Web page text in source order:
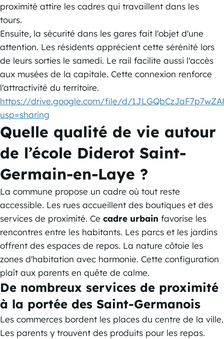
proximité attire les cadres qui travaillent dans les
tours.
Ensuite, la sécurité dans les gares fait l'objet d'une
attention. Les résidents apprécient cette sérénité lors
de leurs sorties le samedi. Le rail facilite aussi l'accès
aux musées de la capitale. Cette connexion renforce
l'attractivité du territoire.
https://drive.google.com/file/d/
usp=sharing
Quelle qualité de vie autour
de l’école Diderot Saint-
Germain-en-Laye ?
La commune propose un cadre où tout reste
accessible. Les rues accueillent des boutiques et des
services de proximité. Ce cadre urbain favorise les
rencontres entre les habitants. Les parcs et les jardins
offrent des espaces de repos. La nature côtoie les
zones d'habitation avec harmonie. Cette configuration
plaît aux parents en quête de calme.
De nombreux services de proximité
à la portée des Saint-Germanois
Les commerces bordent les places du centre de la ville.
Les parents y trouvent des produits pour les repas.